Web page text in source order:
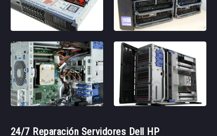
24/7 Reparación Servidores Dell HP